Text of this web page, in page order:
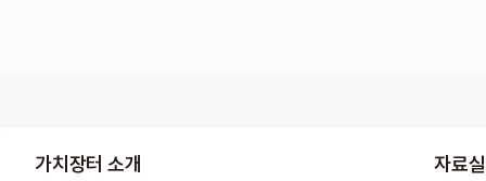
가치장터 소개 자료실